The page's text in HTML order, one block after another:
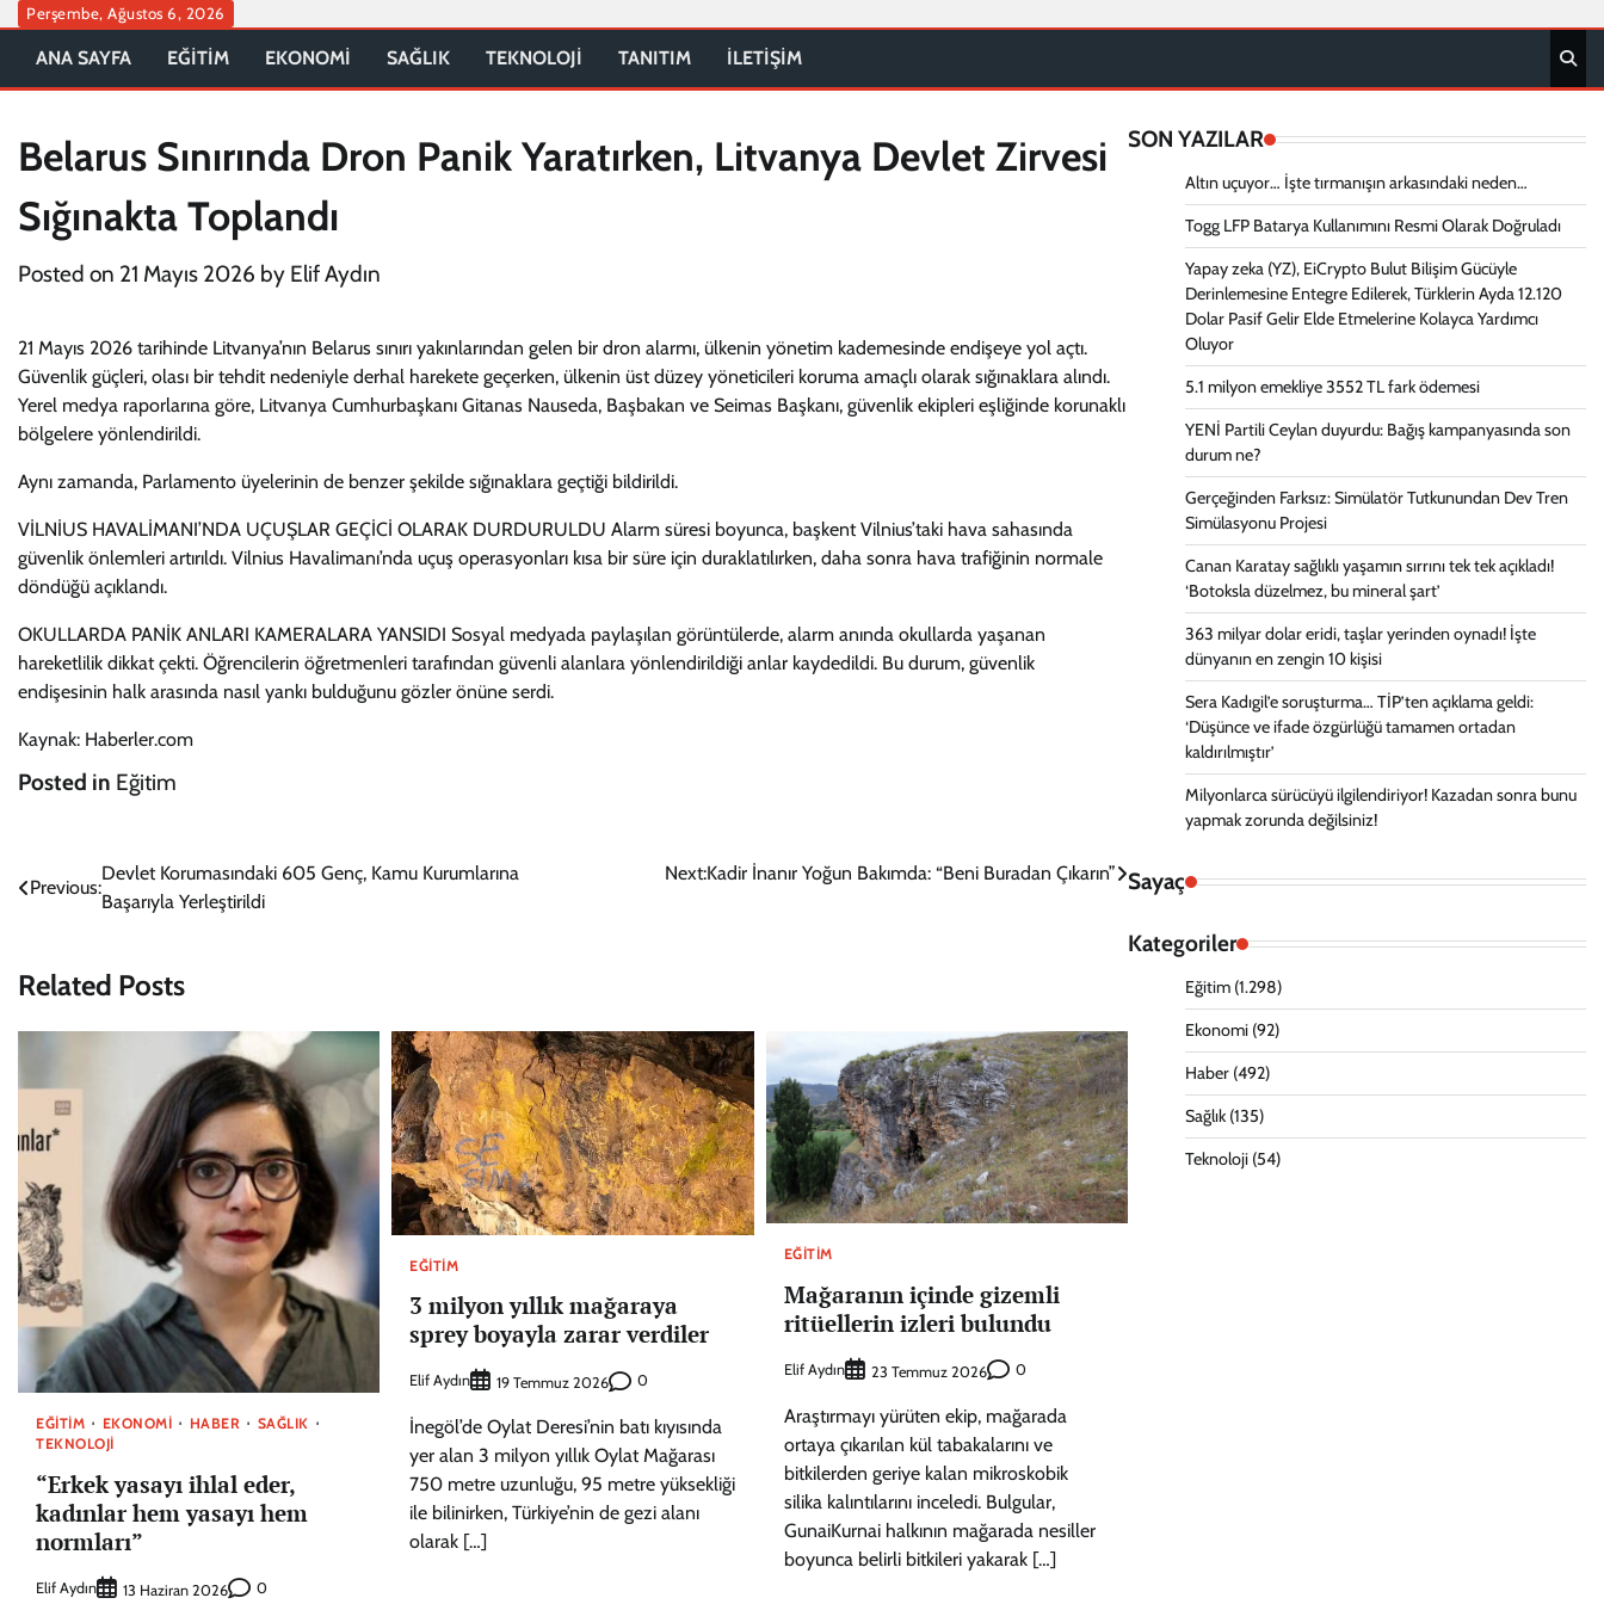
Skip
content
Perşembe, Ağustos 6, 2026
ANA SAYFA EĞİTİM EKONOMİ SAĞLIK TEKNOLOJİ TANITIM İLETİŞİM
Belarus Sınırında Dron Panik Yaratırken, Litvanya Devlet Zirvesi
Sığınakta Toplandı
Posted on 21 Mayıs 2026 by Elif Aydın
21 Mayıs 2026 tarihinde Litvanya’nın Belarus sınırı yakınlarından gelen bir dron alarmı, ülkenin yönetim kademesinde endişeye yol açtı.
Güvenlik güçleri, olası bir tehdit nedeniyle derhal harekete geçerken, ülkenin üst düzey yöneticileri koruma amaçlı olarak sığınaklara alındı.
Yerel medya raporlarına göre, Litvanya Cumhurbaşkanı Gitanas Nauseda, Başbakan ve Seimas Başkanı, güvenlik ekipleri eşliğinde korunaklı
bölgelere yönlendirildi.
Aynı zamanda, Parlamento üyelerinin de benzer şekilde sığınaklara geçtiği bildirildi.
VİLNİUS HAVALİMANI’NDA UÇUŞLAR GEÇİCİ OLARAK DURDURULDU Alarm süresi boyunca, başkent Vilnius’taki hava sahasında
güvenlik önlemleri artırıldı. Vilnius Havalimanı’nda uçuş operasyonları kısa bir süre için duraklatılırken, daha sonra hava trafiğinin normale
döndüğü açıklandı.
OKULLARDA PANİK ANLARI KAMERALARA YANSIDI Sosyal medyada paylaşılan görüntülerde, alarm anında okullarda yaşanan
hareketlilik dikkat çekti. Öğrencilerin öğretmenleri tarafından güvenli alanlara yönlendirildiği anlar kaydedildi. Bu durum, güvenlik
endişesinin halk arasında nasıl yankı bulduğunu gözler önüne serdi.
Kaynak: Haberler.com
Posted in Eğitim
Yazı
gezinmesi
Previous:
Devlet Korumasındaki 605 Genç, Kamu Kurumlarına
Başarıyla Yerleştirildi
Next:Kadir İnanır Yoğun Bakımda: “Beni Buradan Çıkarın”
Related Posts
EĞITIM EKONOMI HABER
SAĞLIK
TEKNOLOJI
“Erkek yasayı ihlal eder,
kadınlar hem yasayı hem
normları”
Elif Aydın 13 Haziran 2026 0
EĞITIM
3 milyon yıllık mağaraya
sprey boyayla zarar verdiler
Elif Aydın 19 Temmuz 2026 0
İnegöl’de Oylat Deresi’nin batı kıyısında
yer alan 3 milyon yıllık Oylat Mağarası
750 metre uzunluğu, 95 metre yüksekliği
ile bilinirken, Türkiye’nin de gezi alanı
olarak […]
EĞITIM
Mağaranın içinde gizemli
ritüellerin izleri bulundu
Elif Aydın 23 Temmuz 2026 0
Araştırmayı yürüten ekip, mağarada
ortaya çıkarılan kül tabakalarını ve
bitkilerden geriye kalan mikroskobik
silika kalıntılarını inceledi. Bulgular,
GunaiKurnai halkının mağarada nesiller
boyunca belirli bitkileri yakarak […]
SON YAZILAR
Altın uçuyor… İşte tırmanışın arkasındaki neden…
Togg LFP Batarya Kullanımını Resmi Olarak Doğruladı
Yapay zeka (YZ), EiCrypto Bulut Bilişim Gücüyle
Derinlemesine Entegre Edilerek, Türklerin Ayda 12.120
Dolar Pasif Gelir Elde Etmelerine Kolayca Yardımcı
Oluyor
5.1 milyon emekliye 3552 TL fark ödemesi
YENİ Partili Ceylan duyurdu: Bağış kampanyasında son
durum ne?
Gerçeğinden Farksız: Simülatör Tutkunundan Dev Tren
Simülasyonu Projesi
Canan Karatay sağlıklı yaşamın sırrını tek tek açıkladı!
‘Botoksla düzelmez, bu mineral şart’
363 milyar dolar eridi, taşlar yerinden oynadı! İşte
dünyanın en zengin 10 kişisi
Sera Kadıgil’e soruşturma… TİP’ten açıklama geldi:
‘Düşünce ve ifade özgürlüğü tamamen ortadan
kaldırılmıştır’
Milyonlarca sürücüyü ilgilendiriyor! Kazadan sonra bunu
yapmak zorunda değilsiniz!
Sayaç
Kategoriler
Eğitim(1.298)
Ekonomi(92)
Haber(492)
Sağlık(135)
Teknoloji(54)